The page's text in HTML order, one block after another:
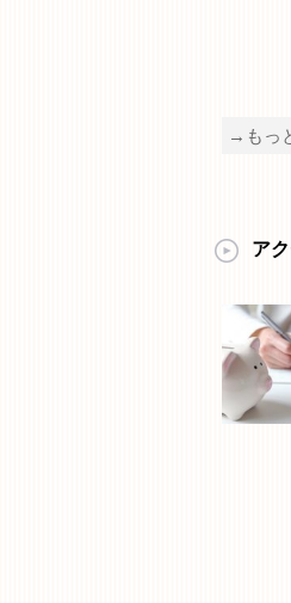
→もっ
ア